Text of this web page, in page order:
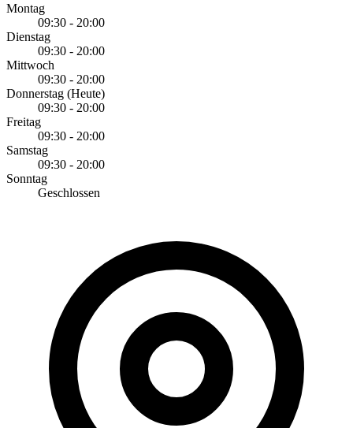
Montag
09:30 - 20:00
Dienstag
09:30 - 20:00
Mittwoch
09:30 - 20:00
Donnerstag (Heute)
09:30 - 20:00
Freitag
09:30 - 20:00
Samstag
09:30 - 20:00
Sonntag
Geschlossen